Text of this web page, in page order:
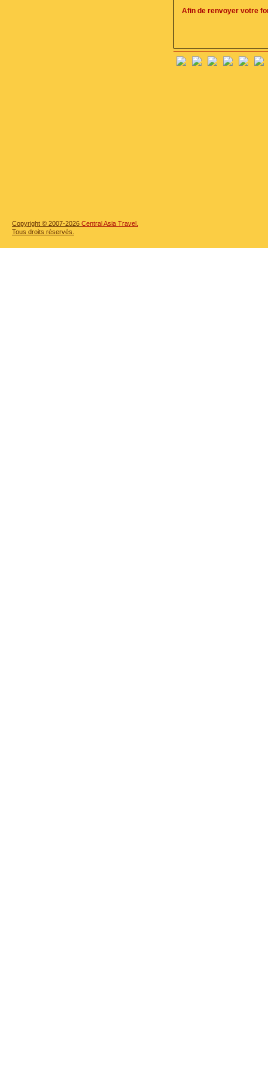
Afin de renvoyer votre
Copyright © 2007-2026 Central Asia Travel.
Tous droits réservés.